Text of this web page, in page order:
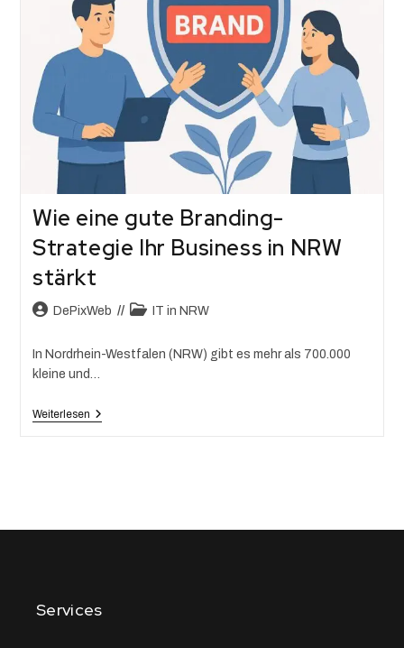
Wie eine gute Branding-
Strategie Ihr Business in NRW
stärkt
DePixWeb IT in NRW
In Nordrhein-Westfalen (NRW) gibt es mehr als 700.000
kleine und…
Weiterlesen
Services